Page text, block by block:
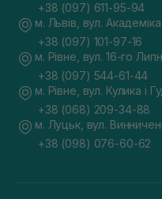
+38 (097) 611-95-94
м. Львів, вул.
+38 (097) 101-97-16
м. Рівне, вул. 16-го
+38 (097) 544-61-44
м. Рівне, вул. Кулика і
+38 (068) 209-34-88
м. Луцьк, вул.
+38 (098) 076-60-62